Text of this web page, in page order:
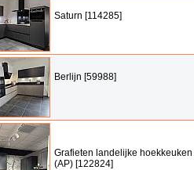
Saturn [114285]
Berlijn [59988]
Grafieten landelijke hoekkeuken
(AP) [122824]